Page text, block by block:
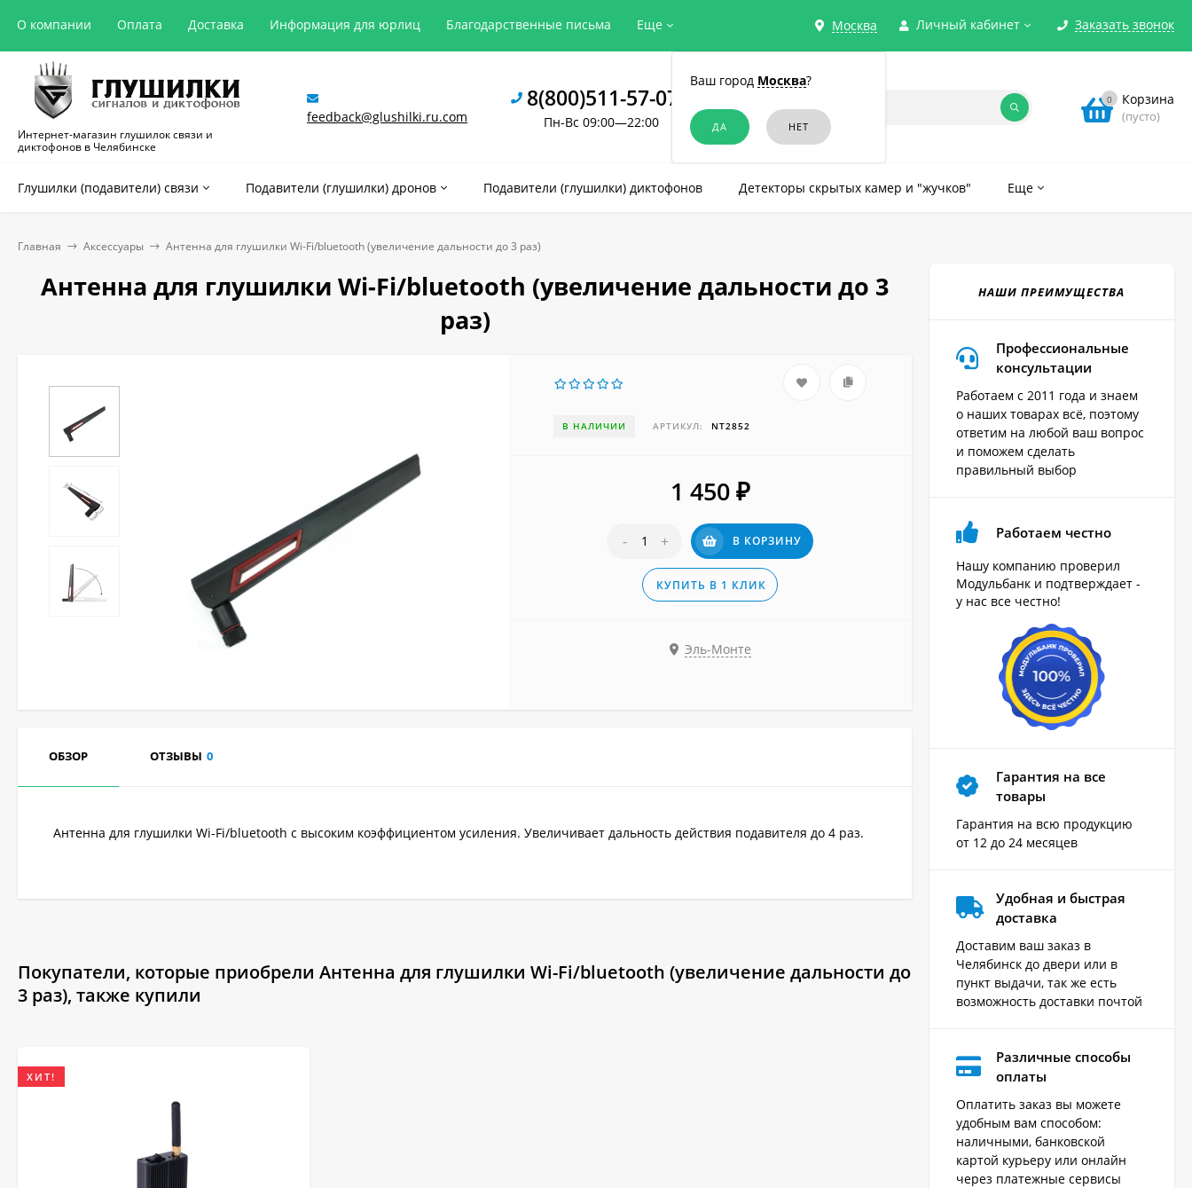
Москва
Ваш город Москва?
Личный кабинет Заказать звонок
О компании Оплата Доставка Информация для юрлиц Благодарственные письма Еще
Интернет-магазин глушилок связи и
диктофонов в Челябинске
feedback@glushilki.ru.com
8(800)511-57-07
Пн-Вс 09:00—22:00
0 Корзина
(пусто)
Глушилки (подавители) связи Подавители (глушилки) дронов Подавители (глушилки) диктофонов Детекторы скрытых камер и "жучков" Еще
Главная Аксессуары Антенна для глушилки Wi-Fi/bluetooth (увеличение дальности до 3 раз)
Антенна для глушилки Wi-Fi/bluetooth (увеличение дальности до 3
раз)
В НАЛИЧИИ АРТИКУЛ: NT2852
1 450 ₽
- + В КОРЗИНУ
КУПИТЬ В 1 КЛИК
Эль-Монте
ОБЗОР ОТЗЫВЫ 0
Антенна для глушилки Wi-Fi/bluetooth с высоким коэффициентом усиления. Увеличивает дальность действия подавителя до 4 раз.
Покупатели, которые приобрели Антенна для глушилки Wi-Fi/bluetooth (увеличение дальности до
3 раз), также купили
ХИТ!
НАШИ ПРЕИМУЩЕСТВА
Профессиональные
консультации
Работаем с 2011 года и знаем
о наших товарах всё, поэтому
ответим на любой ваш вопрос
и поможем сделать
правильный выбор
Работаем честно
Нашу компанию проверил
Модульбанк и подтверждает -
у нас все честно!
Гарантия на все
товары
Гарантия на всю продукцию
от 12 до 24 месяцев
Удобная и быстрая
доставка
Доставим ваш заказ в
Челябинск до двери или в
пункт выдачи, так же есть
возможность доставки почтой
Различные способы
оплаты
Оплатить заказ вы можете
удобным вам способом:
наличными, банковской
картой курьеру или онлайн
через платежные сервисы